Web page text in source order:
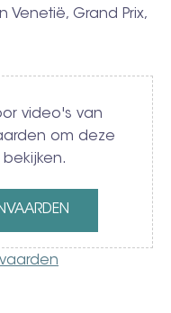
Venetië, Grand Prix,
video's van
om deze